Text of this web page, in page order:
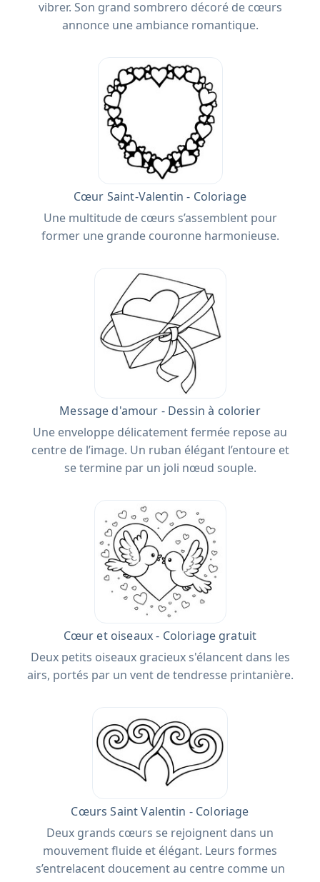
vibrer. Son grand sombrero décoré de cœurs
annonce une ambiance romantique.
Cœur Saint-Valentin - Coloriage
Une multitude de cœurs s’assemblent pour
former une grande couronne harmonieuse.
Message d'amour - Dessin à colorier
Une enveloppe délicatement fermée repose au
centre de l’image. Un ruban élégant l’entoure et
se termine par un joli nœud souple.
Cœur et oiseaux - Coloriage gratuit
Deux petits oiseaux gracieux s'élancent dans les
airs, portés par un vent de tendresse printanière.
Cœurs Saint Valentin - Coloriage
Deux grands cœurs se rejoignent dans un
mouvement fluide et élégant. Leurs formes
s’entrelacent doucement au centre comme un